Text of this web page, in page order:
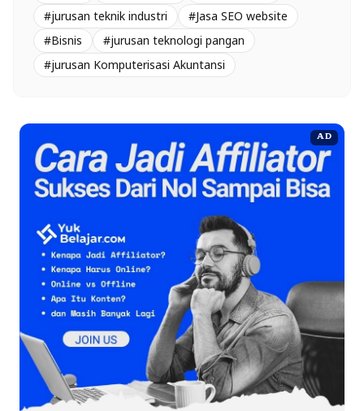
#jurusan teknik industri
#Jasa SEO website
#Bisnis
#jurusan teknologi pangan
#jurusan Komputerisasi Akuntansi
AD